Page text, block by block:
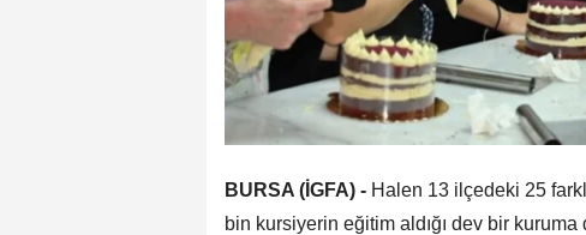
BURSA (İGFA) - Halen 13 ilçedeki 25
bin kursiyerin eğitim aldığı dev bir